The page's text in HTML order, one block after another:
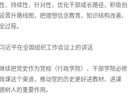
、持续性、针对性，优化干部成长路径，积极创
晋升路线图，把理想信念教育、知识结构改善、
过程。
平在全国组织工作会议上的讲话
续把党史作为党校（行政学院）、干部学院必修
课这个渠道，推动党的历史更好进教材、进课
树人的重要作用。